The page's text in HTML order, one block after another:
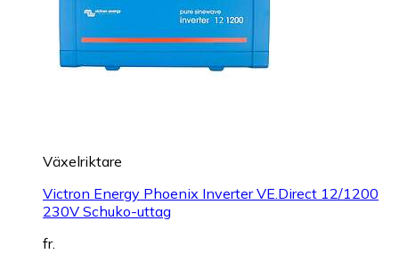
Växelriktare
Victron Energy Phoenix Inverter VE.Direct 12/1200
230V Schuko-uttag
fr.